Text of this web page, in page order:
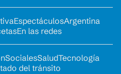
EspectáculosArgentina
En las redes
SocialesSaludTecnología
del tránsito